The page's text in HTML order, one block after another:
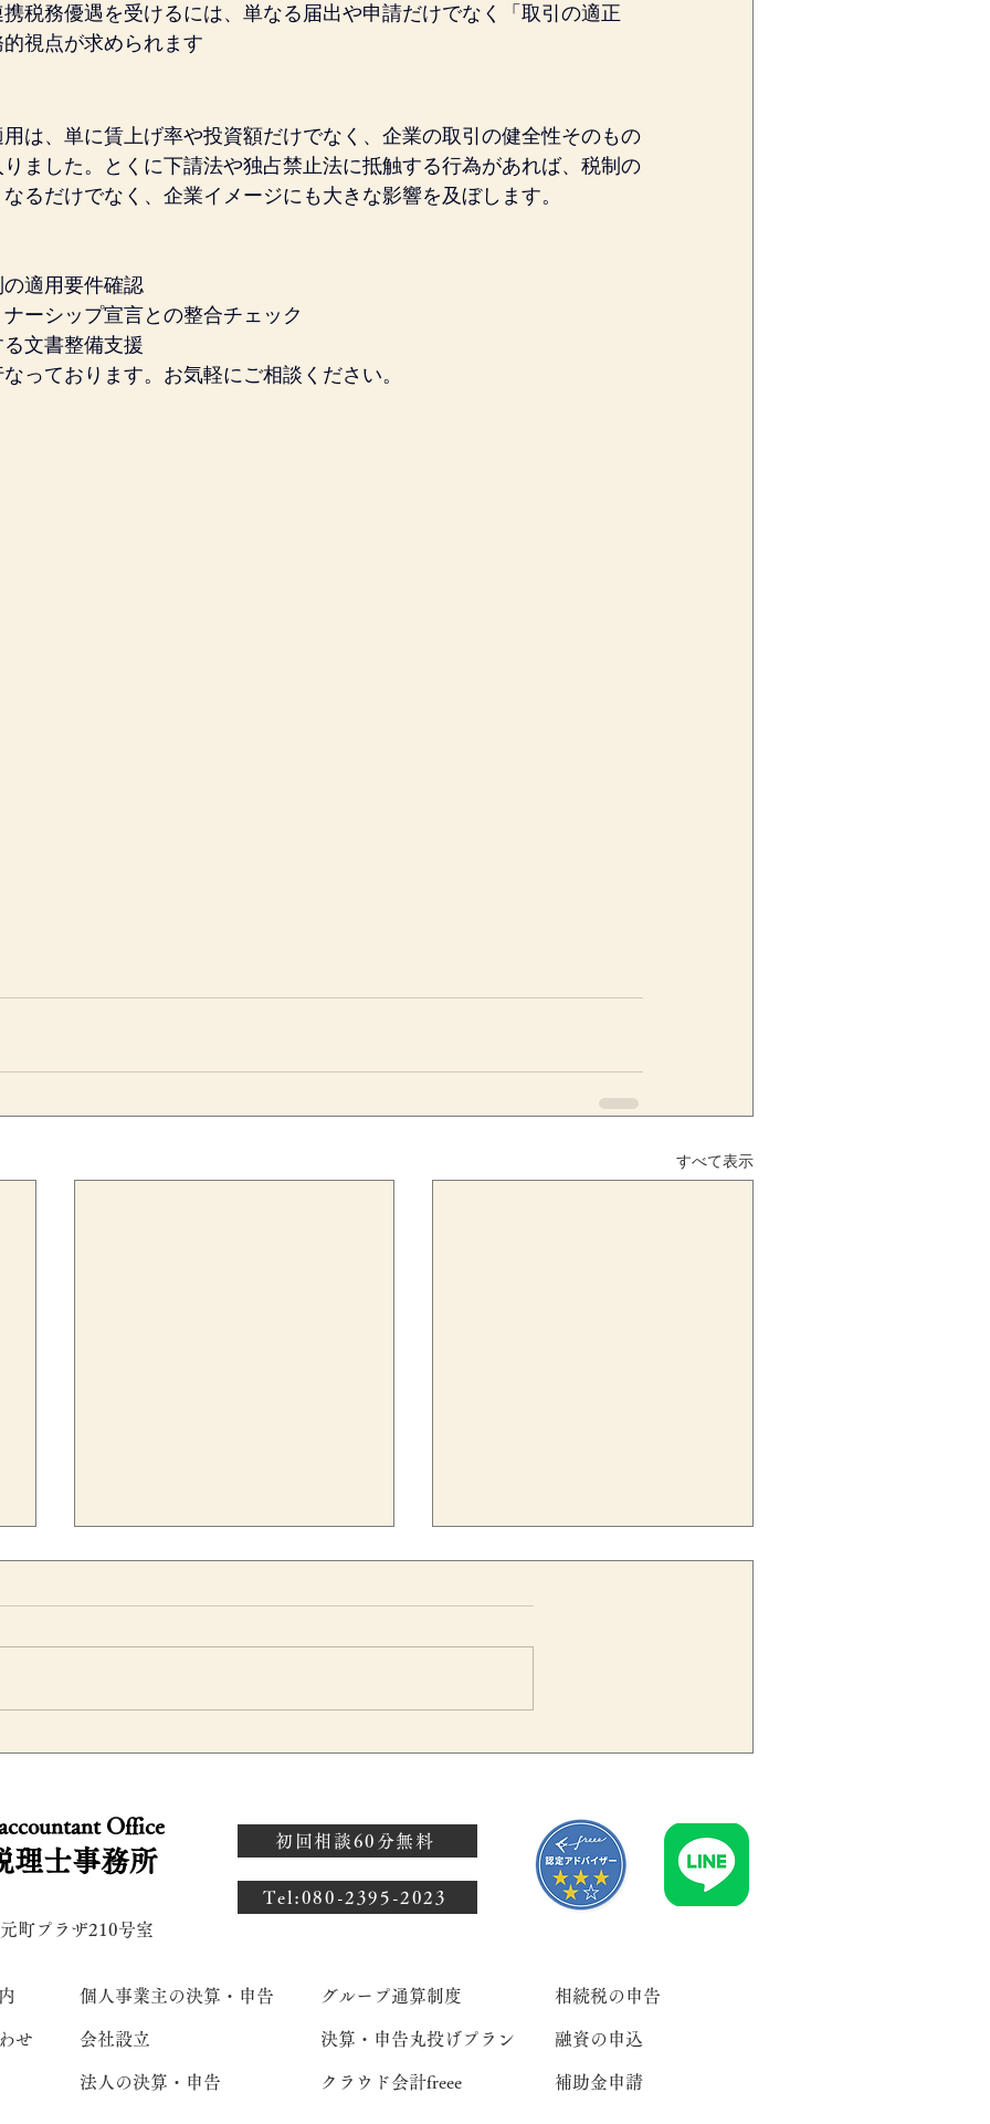
税務優遇を受けるには、単なる届出や申請だけでなく「取引の適正
視点が求められます
は、単に賃上げ率や投資額だけでなく、企業の取引の健全性そのもの
ました。とくに下請法や独占禁止法に抵触する行為があれば、税制の
るだけでなく、企業イメージにも大きな影響を及ぼします。
適用要件確認
ーシップ宣言との整合チェック
文書整備支援
っております。お気軽にご相談ください。
すべて表示
特例有限会社の事前確定届出
株主総会開催日でよい？
決算期変更で事業年度が短く
方税・交際費・少額減価償却
資産の月数按分を税理士が解
説
Office
理士事務所
町プラザ210号室
初回相談60分無料
​Tel:080-2395-2023
せ
個人事業主の決算・申告
会社設立
法人の決算・申告
グループ通算制度
決算・申告丸投げプラン
クラウド会計freee
相続税の申告
融資の申込
補助金申請